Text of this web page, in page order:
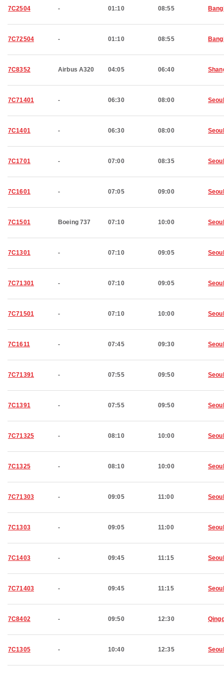
7C2504 - 01:10 08:55
7C72504 - 01:10 08:55
7C8352 Airbus A320 04:05 06:40
7C71401 - 06:30 08:00 Seoul
7C1401 - 06:30 08:00 Seoul
7C1701 - 07:00 08:35 Seoul
7C1601 - 07:05 09:00 Seoul
7C1501 Boeing 737 07:10 10:00 Seoul
7C1301 - 07:10 09:05 Seoul
7C71301 - 07:10 09:05 Seoul
7C71501 - 07:10 10:00 Seoul
7C1611 - 07:45 09:30 Seoul
7C71391 - 07:55 09:50 Seoul
7C1391 - 07:55 09:50 Seoul
7C71325 - 08:10 10:00 Seoul
7C1325 - 08:10 10:00 Seoul
7C71303 - 09:05 11:00 Seoul
7C1303 - 09:05 11:00 Seoul
7C1403 - 09:45 11:15 Seoul
7C71403 - 09:45 11:15 Seoul
7C8402 - 09:50 12:30
7C1305 - 10:40 12:35 Seoul